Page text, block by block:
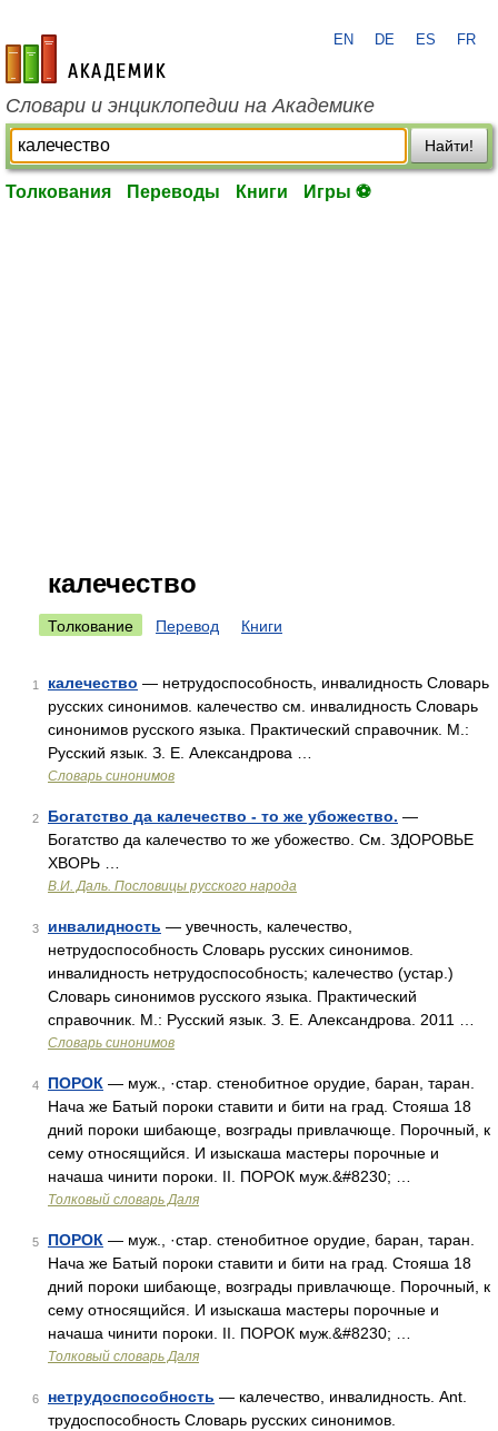
academic.ru
EN DE ES FR
Словари и энциклопедии на Академике
Найти!
Толкования Переводы Книги Игры ⚽
калечество
Толкование Перевод Книги
1 калечество — нетрудоспособность, инвалидность Словарь
русских синонимов. калечество см. инвалидность Словарь
синонимов русского языка. Практический справочник. М.:
Русский язык. З. Е. Александрова …
Словарь синонимов
2 Богатство да калечество - то же убожество. —
Богатство да калечество то же убожество. См. ЗДОРОВЬЕ
ХВОРЬ …
В.И. Даль. Пословицы русского народа
3 инвалидность — увечность, калечество,
нетрудоспособность Словарь русских синонимов.
инвалидность нетрудоспособность; калечество (устар.)
Словарь синонимов русского языка. Практический
справочник. М.: Русский язык. З. Е. Александрова. 2011 …
Словарь синонимов
4 ПОРОК — муж., ·стар. стенобитное орудие, баран, таран.
Нача же Батый пороки ставити и бити на град. Стояша 18
дний пороки шибающе, возграды привлачюще. Порочный, к
сему относящийся. И изыскаша мастеры порочные и
начаша чинити пороки. II. ПОРОК муж.&#8230; …
Толковый словарь Даля
5 ПОРОК — муж., ·стар. стенобитное орудие, баран, таран.
Нача же Батый пороки ставити и бити на град. Стояша 18
дний пороки шибающе, возграды привлачюще. Порочный, к
сему относящийся. И изыскаша мастеры порочные и
начаша чинити пороки. II. ПОРОК муж.&#8230; …
Толковый словарь Даля
6 нетрудоспособность — калечество, инвалидность. Ant.
трудоспособность Словарь русских синонимов.